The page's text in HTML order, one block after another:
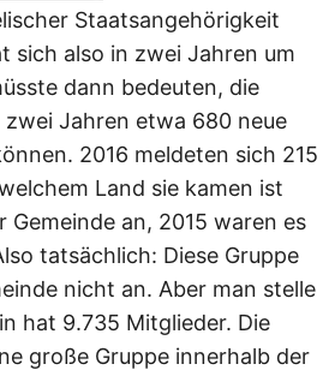
Staatsangehörigkeit
sich also in zwei Jahren um
dann bedeuten, die
Jahren etwa 680 neue
2016 meldeten sich 215
Land sie kamen ist
Gemeinde an, 2015 waren es
tatsächlich: Diese Gruppe
nicht an. Aber man stelle
hat 9.735 Mitglieder. Die
große Gruppe innerhalb der